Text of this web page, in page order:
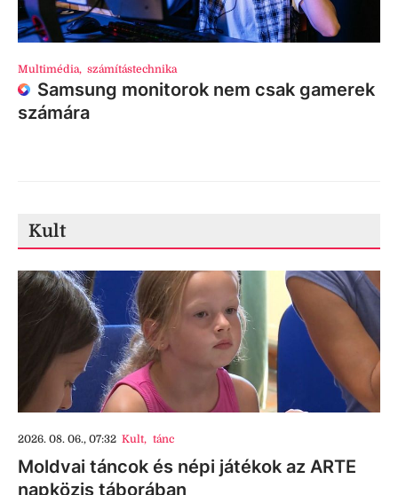
Multimédia, számítástechnika
Samsung monitorok nem csak gamerek
számára
Kult
2026. 08. 06., 07:32 Kult, tánc
Moldvai táncok és népi játékok az ARTE
napközis táborában